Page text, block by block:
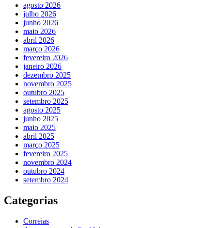
agosto 2026
julho 2026
junho 2026
maio 2026
abril 2026
março 2026
fevereiro 2026
janeiro 2026
dezembro 2025
novembro 2025
outubro 2025
setembro 2025
agosto 2025
junho 2025
maio 2025
abril 2025
março 2025
fevereiro 2025
novembro 2024
outubro 2024
setembro 2024
Categorias
Correias